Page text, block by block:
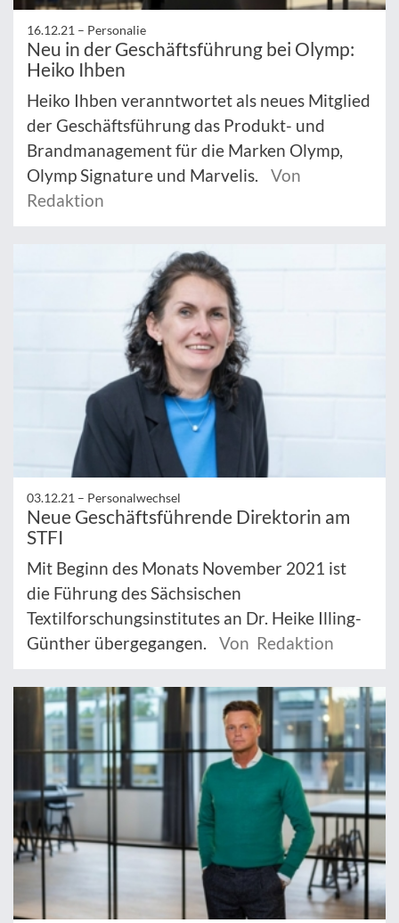
16.12.21 – Personalie
Neu in der Geschäftsführung bei Olymp:
Heiko Ihben
Heiko Ihben veranntwortet als neues Mitglied
der Geschäftsführung das Produkt- und
Brandmanagement für die Marken Olymp,
Olymp Signature und Marvelis.
Von
Redaktion
03.12.21 – Personalwechsel
Neue Geschäftsführende Direktorin am
STFI
Mit Beginn des Monats November 2021 ist
die Führung des Sächsischen
Textilforschungsinstitutes an Dr. Heike Illing-
Günther übergegangen.
Von Redaktion